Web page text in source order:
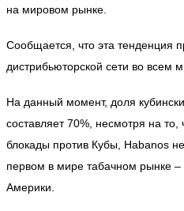
на мировом рынке.
Сообщается, что эта тенденция
дистрибьюторской сети во всем
На данный момент, доля
составляет 70%, несмотря на то,
блокады против Кубы, Habanos
первом в мире табачном рынке
Америки.